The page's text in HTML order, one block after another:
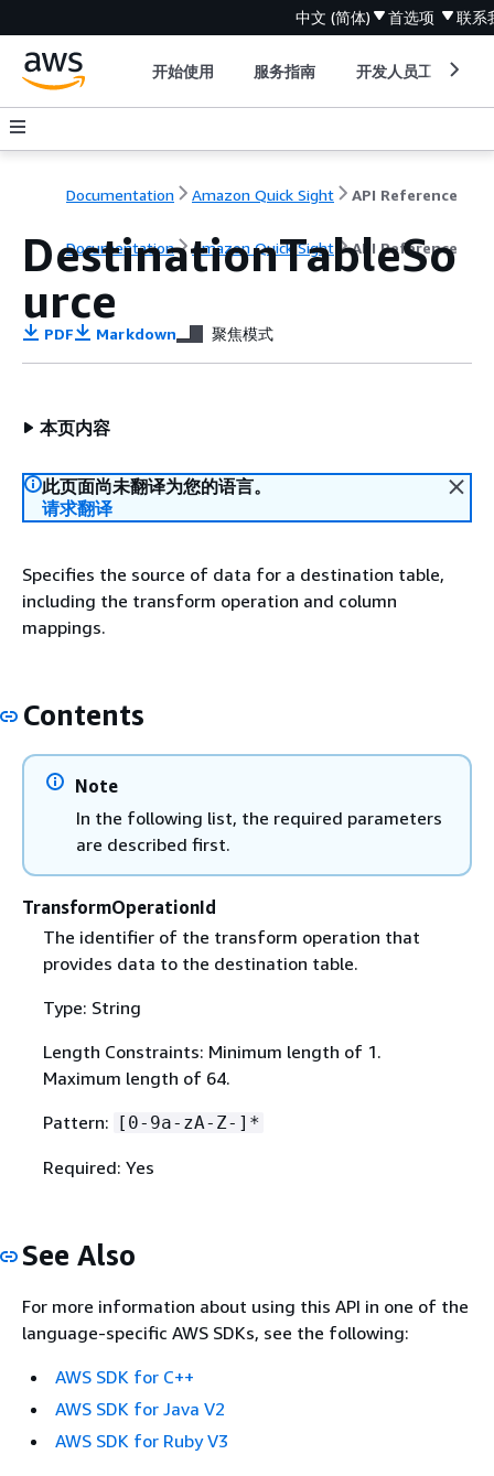
中文 (简体) 首选项 联系
开始使用 服务指南 开发人员工具
Documentation Amazon Quick Sight API Reference
Documentation Amazon Quick Sight API Reference
DestinationTableSo
urce
PDF Markdown 聚焦模式
本页内容
此页面尚未翻译为您的语言。
请求翻译
Specifies the source of data for a destination table,
including the transform operation and column
mappings.
Contents
Note
In the following list, the required parameters
are described first.
TransformOperationId
The identifier of the transform operation that
provides data to the destination table.
Type: String
Length Constraints: Minimum length of 1.
Maximum length of 64.
Pattern: [0-9a-zA-Z-]*
Required: Yes
See Also
For more information about using this API in one of the
language-specific AWS SDKs, see the following:
AWS SDK for C++
AWS SDK for Java V2
AWS SDK for Ruby V3